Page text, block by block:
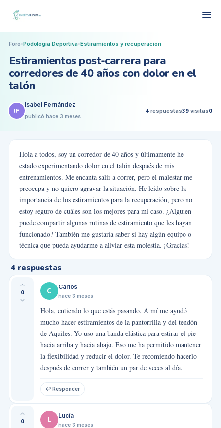
Foro›Podología Deportiva›Estiramientos y recuperación
Estiramientos post-carrera para
corredores de 40 años con dolor en el
talón
IF
Isabel Fernández
publicó hace 3 meses
4 respuestas39 visitas0
Hola a todos, soy un corredor de 40 años y últimamente he
estado experimentando dolor en el talón después de mis
entrenamientos. Me encanta salir a correr, pero el malestar me
preocupa y no quiero agravar la situación. He leído sobre la
importancia de los estiramientos para la recuperación, pero no
estoy seguro de cuáles son los mejores para mi caso. ¿Alguien
puede compartir algunas rutinas de estiramiento que les hayan
funcionado? También me gustaría saber si hay algún equipo o
técnica que pueda ayudarme a aliviar esta molestia. ¡Gracias!
4 respuestas
0 C Carlos
hace 3 meses
Hola, entiendo lo que estás pasando. A mí me ayudó
mucho hacer estiramientos de la pantorrilla y del tendón
de Aquiles. Yo uso una banda elástica para estirar el pie
hacia arriba y hacia abajo. Eso me ha permitido mantener
la flexibilidad y reducir el dolor. Te recomiendo hacerlo
después de correr y también un par de veces al día.
↩ Responder
0 L Lucía
hace 3 meses